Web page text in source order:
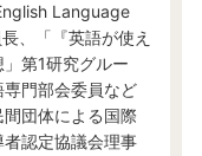
Language
、「『英語が使え
第1研究グルー
門部会委員など
団体による国際
認定協議会理事